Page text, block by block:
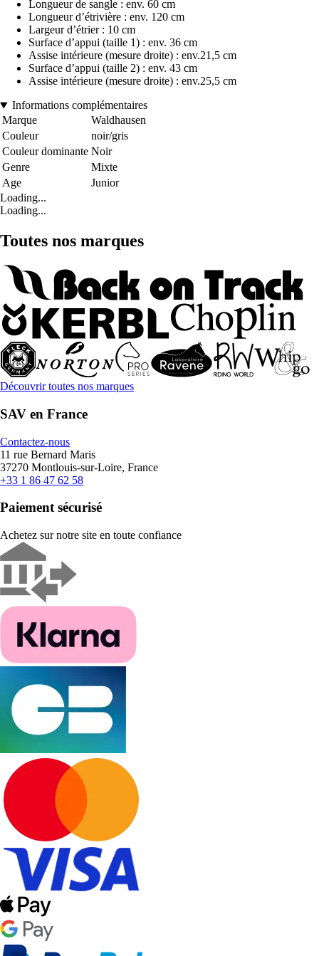
Longueur de sangle : env. 60 cm
Longueur d’étrivière : env. 120 cm
Largeur d’étrier : 10 cm
Surface d’appui (taille 1) : env. 36 cm
Assise intérieure (mesure droite) : env.21,5 cm
Surface d’appui (taille 2) : env. 43 cm
Assise intérieure (mesure droite) : env.25,5 cm
Informations complémentaires
Marque
Waldhausen
Couleur
noir/gris
Couleur dominante Noir
Genre
Mixte
Age
Junior
Loading...
Loading...
Toutes nos marques
Découvrir toutes nos marques
SAV en France
Contactez-nous
11 rue Bernard Maris
37270 Montlouis-sur-Loire, France
+33 1 86 47 62 58
Paiement sécurisé
Achetez sur notre site en toute confiance